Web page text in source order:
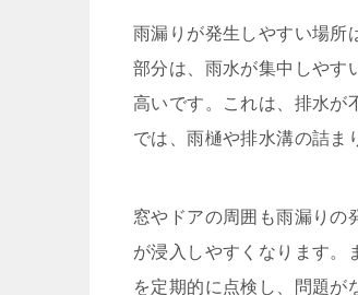
雨漏りが発生しやすい場所
部分は、雨水が集中しやす
高いです。これは、排水が
では、雨樋や排水溝の詰ま
窓やドアの周囲も雨漏りの
が浸入しやすくなります。
を定期的に点検し、問題が